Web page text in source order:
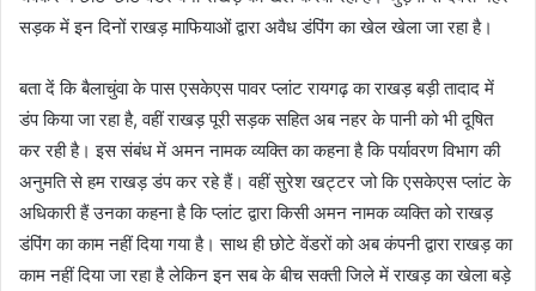
सड़क में इन दिनों राखड़ माफियाओं द्वारा अवैध डंपिंग का खेल खेला जा रहा है।
बता दें कि बैलाचुंवा के पास एसकेएस पावर प्लांट रायगढ़ का राखड़ बड़ी तादाद में
डंप किया जा रहा है, वहीं राखड़ पूरी सड़क सहित अब नहर के पानी को भी दूषित
कर रही है। इस संबंध में अमन नामक व्यक्ति का कहना है कि पर्यावरण विभाग की
अनुमति से हम राखड़ डंप कर रहे हैं। वहीं सुरेश खट्टर जो कि एसकेएस प्लांट के
अधिकारी हैं उनका कहना है कि प्लांट द्वारा किसी अमन नामक व्यक्ति को राखड़
डंपिंग का काम नहीं दिया गया है। साथ ही छोटे वेंडरों को अब कंपनी द्वारा राखड़ का
काम नहीं दिया जा रहा है लेकिन इन सब के बीच सक्ती जिले में राखड़ का खेला बड़े